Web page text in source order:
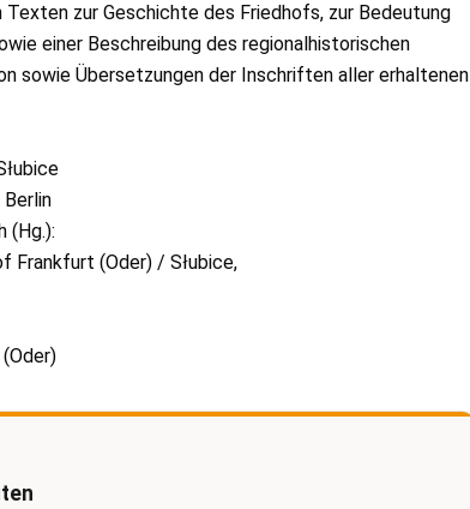
zur Geschichte des Friedhofs, zur Bedeutung
einer Beschreibung des regionalhistorischen
sowie Übersetzungen der Inschriften aller erhaltenen
Berlin
(Hg.):
Frankfurt (Oder) / Słubice,